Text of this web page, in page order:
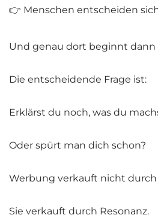
👉 Menschen entscheiden
Und genau dort beginnt
Die entscheidende Frage ist:
Erklärst du noch, was du
Oder spürt man dich schon?
Werbung verkauft nicht durch
Sie verkauft durch Resonanz.